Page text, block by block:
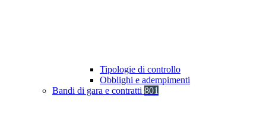
Tipologie di controllo
Obblighi e adempimenti
Bandi di gara e contratti 801